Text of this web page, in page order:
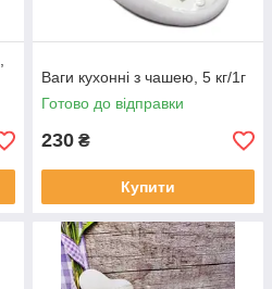
Ваги кухонні з чашею, 5 кг/1г
Готово до відправки
230 ₴
Купити